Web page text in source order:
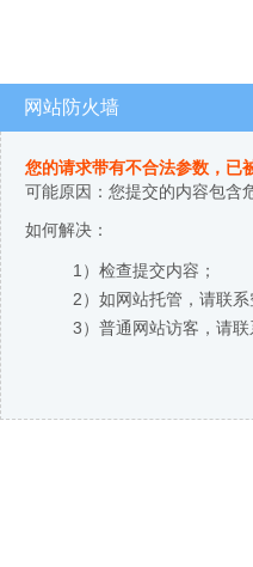
网站防火墙
您的请求带有不合法参数，已
可能原因：您提交的内容包含
如何解决：
1）检查提交内容；
2）如网站托管，请联系
3）普通网站访客，请联